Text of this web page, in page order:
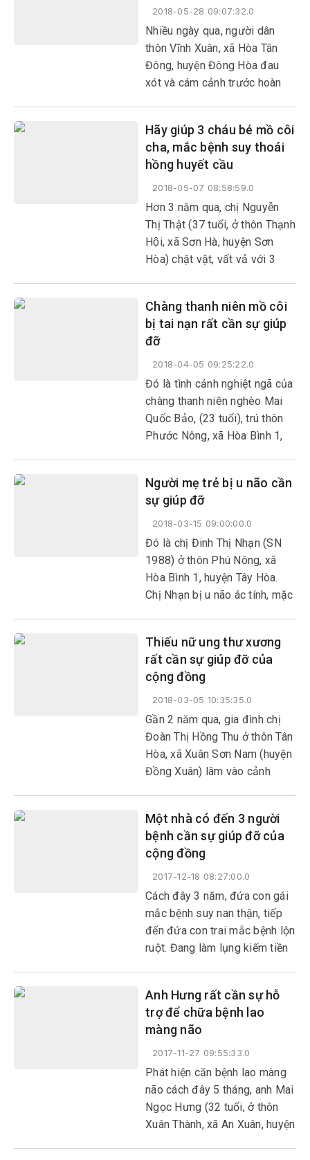
người dân nơi đây đều ái ngại
cho hoàn cảnh gia đình cậu bé
tội nghiệp này.
2018-05-28 09:07:32.0
Nhiều ngày qua, người dân
thôn Vĩnh Xuân, xã Hòa Tân
Đông, huyện Đông Hòa đau
xót và cám cảnh trước hoàn
út của bà trên đường đi làm bị
tai nạn giao thông qua đời.
Hãy giúp 3 cháu bé mồ côi
cha, mắc bệnh suy thoái
hồng huyết cầu
2018-05-07 08:58:59.0
Hơn 3 năm qua, chị Nguyễn
Thị Thật (37 tuổi, ở thôn Thạnh
Hội, xã Sơn Hà, huyện Sơn
Hòa) chật vật, vất vả với 3
suy thoái hồng huyết cầu, khi
chồng chị là anh Võ Minh
Thông, bị tai nạn qua đời.
Chàng thanh niên mồ côi
bị tai nạn rất cần sự giúp
đỡ
2018-04-05 09:25:22.0
Đó là tình cảnh nghiệt ngã của
chàng thanh niên nghèo Mai
Quốc Bảo, (23 tuổi), trú thôn
Phước Nông, xã Hòa Bình 1,
hiện sức khỏe Bảo không
được ổn định, thường xuyên bị
co giật mạnh, mắt mờ và yếu
dần.
Người mẹ trẻ bị u não cần
sự giúp đỡ
2018-03-15 09:00:00.0
Đó là chị Đinh Thị Nhạn (SN
1988) ở thôn Phú Nông, xã
Hòa Bình 1, huyện Tây Hòa.
Chị Nhạn bị u não ác tính, mặc
rất tốn kém.
Thiếu nữ ung thư xương
rất cần sự giúp đỡ của
cộng đồng
2018-03-05 10:35:35.0
Gần 2 năm qua, gia đình chị
Đoàn Thị Hồng Thu ở thôn Tân
Hòa, xã Xuân Sơn Nam (huyện
Đồng Xuân) lâm vào cảnh
Một nhà có đến 3 người
bệnh cần sự giúp đỡ của
cộng đồng
2017-12-18 08:27:00.0
Cách đây 3 năm, đứa con gái
mắc bệnh suy nan thận, tiếp
đến đứa con trai mắc bệnh lộn
ruột. Đang làm lụng kiếm tiền
tính. Mọi việc trong gia đình
nhờ vào chảo chuối chiên của
người vợ ốm yếu.
Anh Hưng rất cần sự hỗ
trợ để chữa bệnh lao
màng não
2017-11-27 09:55:33.0
Phát hiện căn bệnh lao màng
não cách đây 5 tháng, anh Mai
Ngọc Hưng (32 tuổi, ở thôn
Xuân Thành, xã An Xuân, huyện